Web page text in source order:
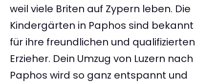
weil viele Briten auf Zypern leben. Die
Kindergärten in Paphos sind bekannt
für ihre freundlichen und qualifizierten
Erzieher. Dein Umzug von Luzern nach
Paphos wird so ganz entspannt und